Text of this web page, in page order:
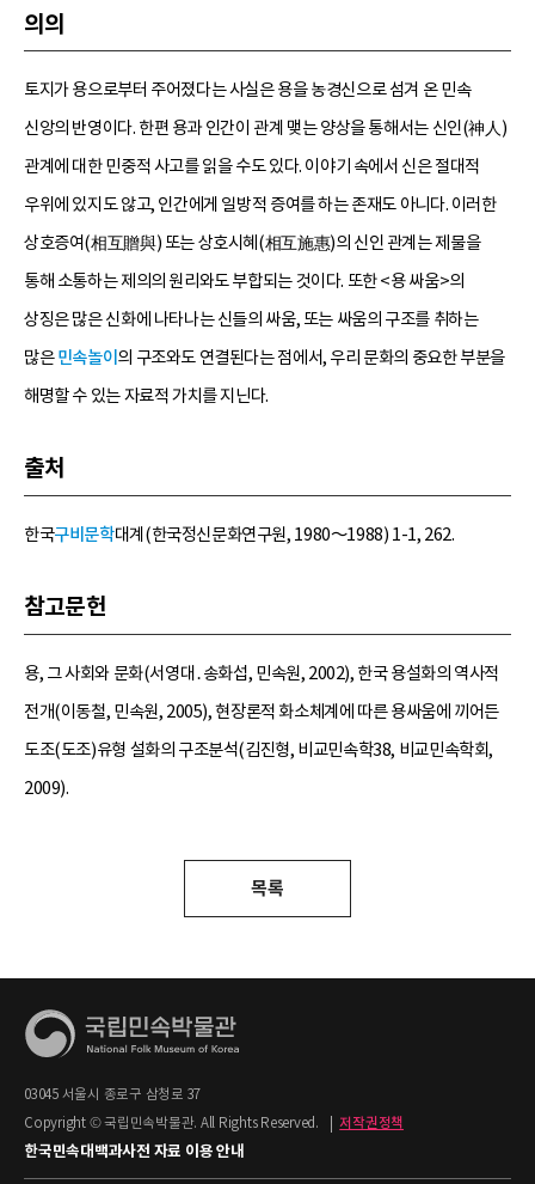
의의
토지가 용으로부터 주어졌다는 사실은 용을 농경신으로 섬겨 온 민속
신앙의 반영이다. 한편 용과 인간이 관계 맺는 양상을 통해서는 신인(神人)
관계에 대한 민중적 사고를 읽을 수도 있다. 이야기 속에서 신은 절대적
우위에 있지도 않고, 인간에게 일방적 증여를 하는 존재도 아니다. 이러한
상호증여(相互贈與) 또는 상호시혜(相互施惠)의 신인 관계는 제물을
통해 소통하는 제의의 원리와도 부합되는 것이다. 또한 <용 싸움>의
상징은 많은 신화에 나타나는 신들의 싸움, 또는 싸움의 구조를 취하는
많은민속놀이 의 구조와도 연결된다는 점에서, 우리 문화의 중요한 부분을
해명할 수 있는 자료적 가치를 지닌다.
출처
한국구비문학대계(한국정신문화연구원, 1980～1988) 1-1, 262.
참고문헌
용, 그 사회와 문화(서영대․송화섭, 민속원, 2002), 한국 용설화의 역사적
전개(이동철, 민속원, 2005), 현장론적 화소체계에 따른 용싸움에 끼어든
도조(도조)유형 설화의 구조분석(김진형, 비교민속학38, 비교민속학회,
2009).
목록
03045 서울시 종로구 삼청로 37
Copyright © 국립민속박물관. All Rights Reserved.
저작권정책
한국민속대백과사전 자료 이용 안내